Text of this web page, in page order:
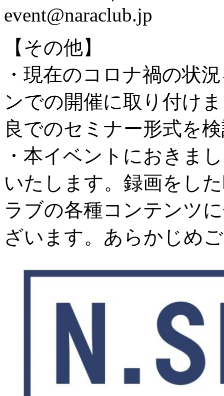
event@naraclub.jp
【その他】
・現在のコロナ禍の状
ンでの開催に取り付け
良でのセミナー形式を
・本イベントにおきま
いたします。録画をし
ラブの各種コンテンツ
ざいます。あらかじめ